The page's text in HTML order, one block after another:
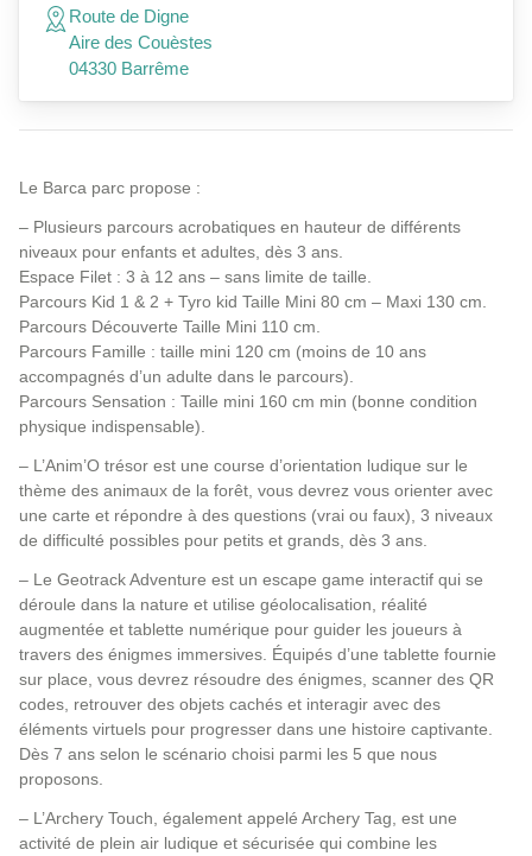
Le Barca parc propose :
– Plusieurs parcours acrobatiques en hauteur de différents
niveaux pour enfants et adultes, dès 3 ans.
Espace Filet : 3 à 12 ans – sans limite de taille.
Parcours Kid 1 & 2 + Tyro kid Taille Mini 80 cm – Maxi 130 cm.
Parcours Découverte Taille Mini 110 cm.
Parcours Famille : taille mini 120 cm (moins de 10 ans
accompagnés d’un adulte dans le parcours).
Parcours Sensation : Taille mini 160 cm min (bonne condition
physique indispensable).
– L’Anim’O trésor est une course d’orientation ludique sur le
thème des animaux de la forêt, vous devrez vous orienter avec
une carte et répondre à des questions (vrai ou faux), 3 niveaux
de difficulté possibles pour petits et grands, dès 3 ans.
– Le Geotrack Adventure est un escape game interactif qui se
déroule dans la nature et utilise géolocalisation, réalité
augmentée et tablette numérique pour guider les joueurs à
travers des énigmes immersives. Équipés d’une tablette fournie
sur place, vous devrez résoudre des énigmes, scanner des QR
codes, retrouver des objets cachés et interagir avec des
éléments virtuels pour progresser dans une histoire captivante.
Dès 7 ans selon le scénario choisi parmi les 5 que nous
proposons.
– L’Archery Touch, également appelé Archery Tag, est une
activité de plein air ludique et sécurisée qui combine les
Route de Digne
Aire des Couèstes
04330 Barrême